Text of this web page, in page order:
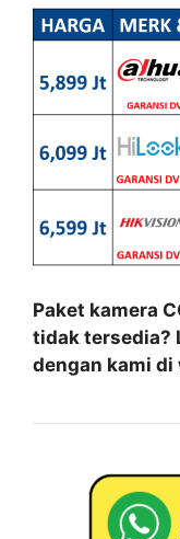
Paket kamera
tidak tersedia?
dengan kami di